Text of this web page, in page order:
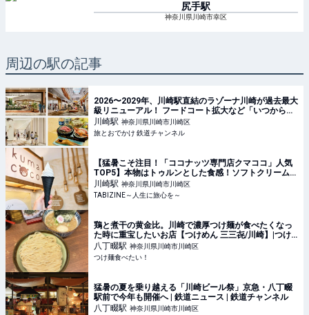
尻手駅
神奈川県川崎市幸区
周辺の駅の記事
2026〜2029年、川崎駅直結のラゾーナ川崎が過去最大
級リニューアル！ フードコート拡大など「いつから何
が変わるか」徹底解説！ | 旅とおでかけ 鉄道チャンネ
ル
川崎駅 神奈川県川崎市川崎区
旅とおでかけ 鉄道チャンネル
【猛暑こそ注目！「ココナッツ専門店クマココ」人気
TOP5】本物はトゥルンとした食感！ソフトクリームや
ビールも人気｜川崎・ラ チッタデッラ | TABIZINE～人
生に旅心を～
川崎駅 神奈川県川崎市川崎区
TABIZINE～人生に旅心を～
鶏と煮干の黄金比。川崎で濃厚つけ麺が食べたくなっ
た時に重宝したいお店【つけめん 三三㐂/川崎】|つけ
麺食べたい！
八丁畷駅 神奈川県川崎市川崎区
つけ麺食べたい！
猛暑の夏を乗り越える「川崎ビール祭」京急・八丁畷
駅前で今年も開催へ | 鉄道ニュース | 鉄道チャンネル
八丁畷駅 神奈川県川崎市川崎区